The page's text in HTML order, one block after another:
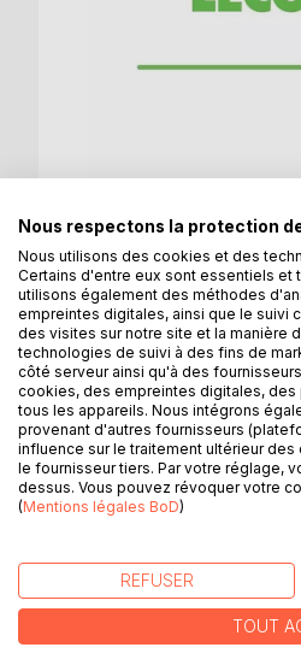
DESCRIPTION
Monsieur Lecoq est
Journal du 27 mai
Nous respectons la protection
Nous utilisons des cookies et des
Certains d'entre eux sont essentiels et
utilisons également des méthodes
empreintes digitales, ainsi que le suivi
des visites sur notre site et la manière
technologies de suivi à des fins de
côté serveur ainsi qu'à des
cookies, des empreintes digitales,
tous les appareils. Nous intégrons
provenant d'autres fournisseurs
influence sur le traitement ultérieur
le fournisseur tiers. Par votre réglage,
dessus. Vous pouvez révoquer votre
(Mentions légales BoD)
REFUSER
TOUT